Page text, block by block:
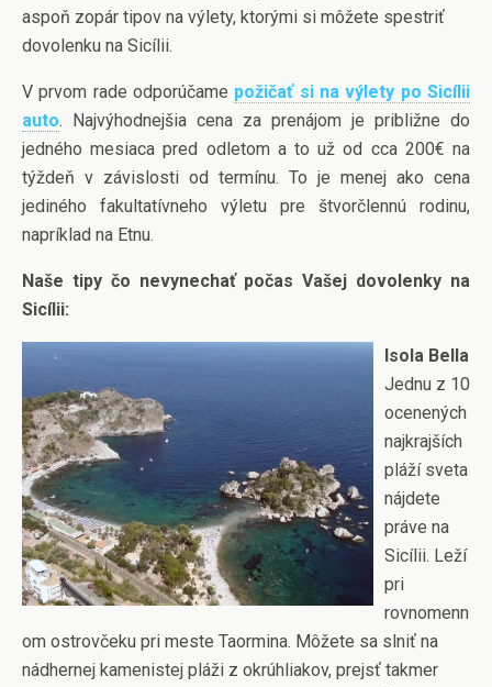
aspoň zopár tipov na výlety, ktorými si môžete spestriť
dovolenku na Sicílii.
V prvom rade odporúčame požičať si na výlety po Sicílii
auto. Najvýhodnejšia cena za prenájom je približne do
jedného mesiaca pred odletom a to už od cca 200€ na
týždeň v závislosti od termínu. To je menej ako cena
jediného fakultatívneho výletu pre štvorčlennú rodinu,
napríklad na Etnu.
Naše tipy čo nevynechať počas Vašej dovolenky na
Sicílii:
Isola Bella
Jednu z 10
ocenených
najkrajších
pláží sveta
nájdete
práve na
Sicílii. Leží
pri
rovnomenn
om ostrovčeku pri meste Taormina. Môžete sa slniť na
nádhernej kamenistej pláži z okrúhliakov, prejsť takmer